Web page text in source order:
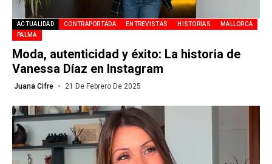
ACTUALIDAD CONTRAPORTADA ENTREVISTAS HISTORIAS
MALLORCA
PALMA
Moda, autenticidad y éxito: La historia de
Vanessa Díaz en Instagram
Juana Cifre 21 De Febrero De 2025